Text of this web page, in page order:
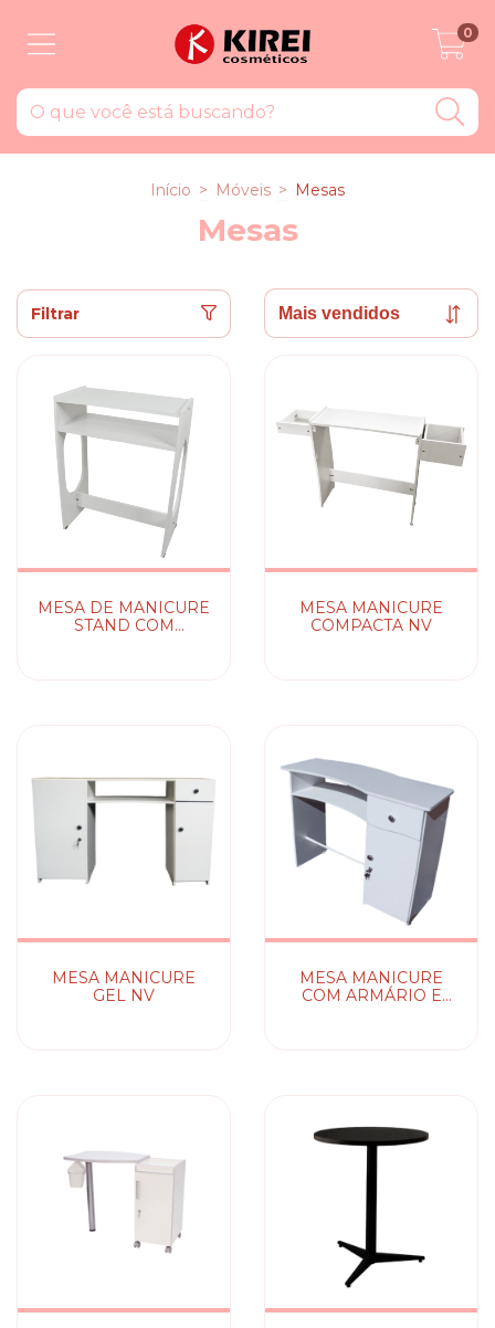
0
Início > Móveis > Mesas
Mesas
Filtrar
MESA DE MANICURE
STAND COM
MESA MANICURE
COMPACTA NV
MESA MANICURE
GEL NV
MESA MANICURE
COM ARMÁRIO E